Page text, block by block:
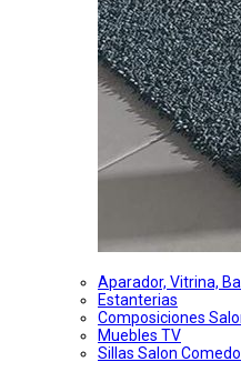
Aparador, Vitrina,
Estanterias
Composiciones
Muebles TV
Sillas Salon